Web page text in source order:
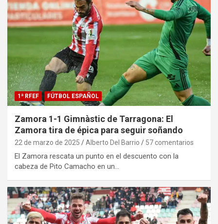
1ª RFEF FÚTBOL ESPAÑOL
Zamora 1-1 Gimnàstic de Tarragona: El
Zamora tira de épica para seguir soñando
22 de marzo de 2025 Alberto Del Barrio 57 comentarios
El Zamora rescata un punto en el descuento con la
cabeza de Pito Camacho en un…